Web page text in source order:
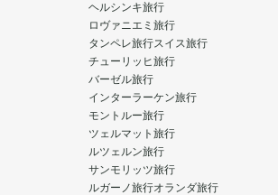
ヘルシンキ旅行
ロヴァニエミ旅行
タンペレ旅行スイス旅行
チューリッヒ旅行
バーゼル旅行
インターラーケン旅行
モントルー旅行
ツェルマット旅行
ルツェルン旅行
サンモリッツ旅行
ルガーノ旅行オランダ旅行